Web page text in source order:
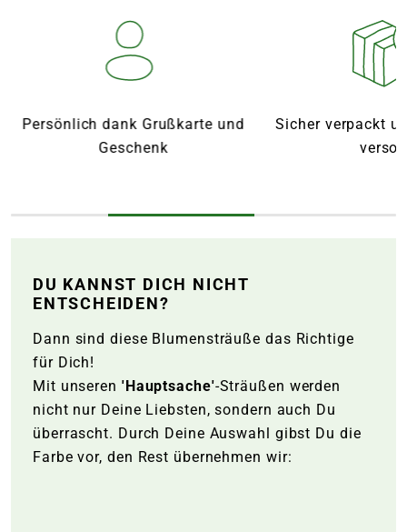
Persönlich dank Grußkarte und
Geschenk
Sicher verpackt
DU KANNST DICH NICHT
ENTSCHEIDEN?
Dann sind diese Blumensträuße das Richtige
für Dich!
Mit unseren 'Hauptsache'-Sträußen werden
nicht nur Deine Liebsten, sondern auch Du
überrascht. Durch Deine Auswahl gibst Du die
Farbe vor, den Rest übernehmen wir: